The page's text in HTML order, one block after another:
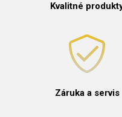
Kvalitné
Záruka a servis